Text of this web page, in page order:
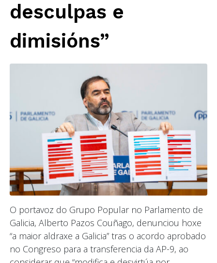
desculpas e
dimisións”
O portavoz do Grupo Popular no Parlamento de
Galicia, Alberto Pazos Couñago, denunciou hoxe
“a maior aldraxe a Galicia” tras o acordo aprobado
no Congreso para a transferencia da AP-9, ao